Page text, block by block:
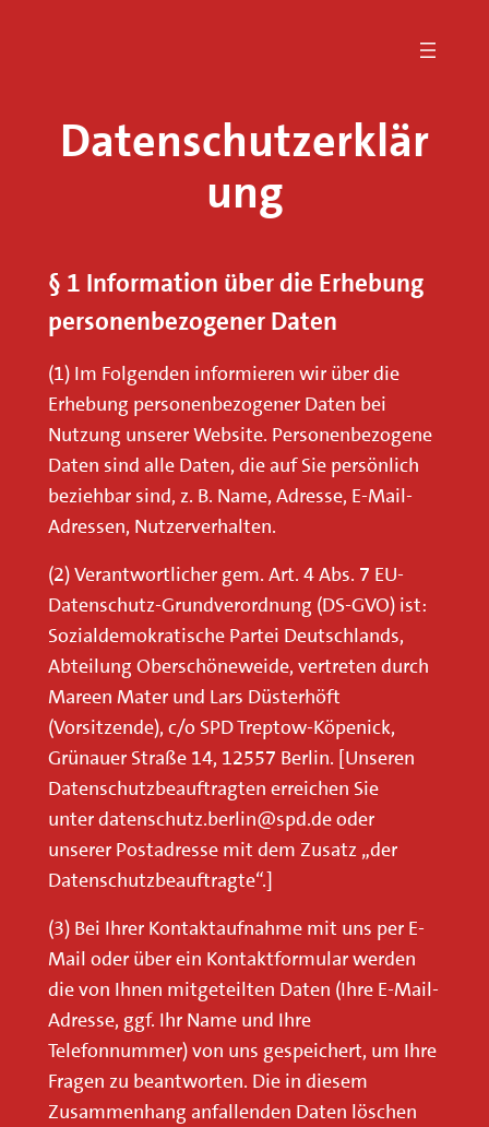
Datenschutzerklär
ung
§ 1 Information über die Erhebung
personenbezogener Daten
(1) Im Folgenden informieren wir über die
Erhebung personenbezogener Daten bei
Nutzung unserer Website. Personenbezogene
Daten sind alle Daten, die auf Sie persönlich
beziehbar sind, z. B. Name, Adresse, E-Mail-
Adressen, Nutzerverhalten.
(2) Verantwortlicher gem. Art. 4 Abs. 7 EU-
Datenschutz-Grundverordnung (DS-GVO) ist:
Sozialdemokratische Partei Deutschlands,
Abteilung Oberschöneweide, vertreten durch
Mareen Mater und Lars Düsterhöft
(Vorsitzende), c/o SPD Treptow-Köpenick,
Grünauer Straße 14, 12557 Berlin. [Unseren
Datenschutzbeauftragten erreichen Sie
unter datenschutz.berlin@spd.de oder
unserer Postadresse mit dem Zusatz „der
Datenschutzbeauftragte“.]
(3) Bei Ihrer Kontaktaufnahme mit uns per E-
Mail oder über ein Kontaktformular werden
die von Ihnen mitgeteilten Daten (Ihre E-Mail-
Adresse, ggf. Ihr Name und Ihre
Telefonnummer) von uns gespeichert, um Ihre
Fragen zu beantworten. Die in diesem
Zusammenhang anfallenden Daten löschen